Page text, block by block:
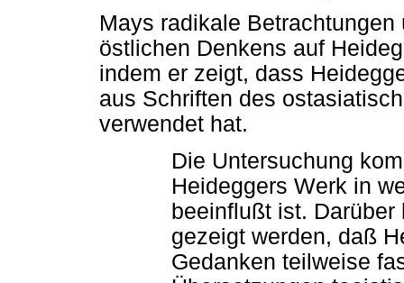
Mays radikale
östlichen Denkens auf
indem er zeigt, dass
aus Schriften des
verwendet hat.
Die Untersuchung
Heideggers Werk in
beeinflußt ist.
gezeigt werden, daß
Gedanken teilweise